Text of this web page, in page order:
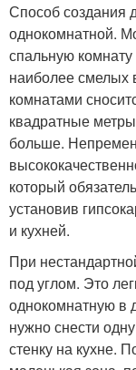
Способ создания
однокомнатной.
спальную
наиболее смелых
комнатами
квадратные
больше.
который
установив
и кухней.
При
под углом. Это
однокомнатную в
нужно снести
стенку на кухне.